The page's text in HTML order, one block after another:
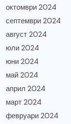
октомври 2024
септември 2024
август 2024
юли 2024
юни 2024
май 2024
април 2024
март 2024
февруари 2024